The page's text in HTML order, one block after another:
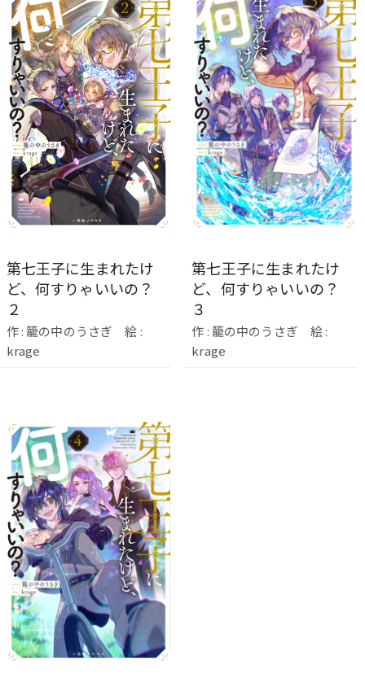
第七王子に生まれたけ
ど、何すりゃいいの？
２
作 : 籠の中のうさぎ 絵 :
krage
第七王子に生まれたけ
ど、何すりゃいいの？
３
作 : 籠の中のうさぎ 絵 :
krage